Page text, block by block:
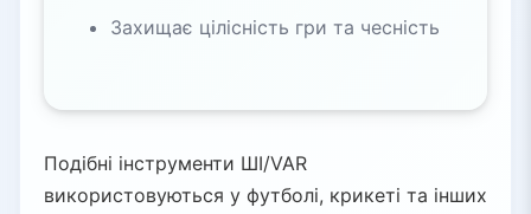
Захищає цілісність гри та чесність
Подібні інструменти ШІ/VAR
використовуються у футболі, крикеті та інших